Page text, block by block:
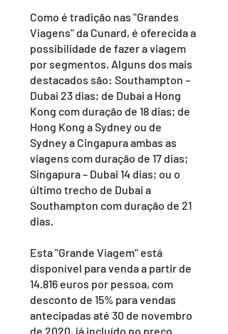
Como é tradição nas "Grandes
Viagens" da Cunard, é oferecida a
possibilidade de fazer a viagem
por segmentos. Alguns dos mais
destacados são: Southampton –
Dubai 23 dias; de Dubai a Hong
Kong com duração de 18 dias; de
Hong Kong a Sydney ou de
Sydney a Cingapura ambas as
viagens com duração de 17 dias;
Singapura – Dubai 14 dias; ou o
último trecho de Dubai a
Southampton com duração de 21
dias.
Esta "Grande Viagem" está
disponível para venda a partir de
14.816 euros por pessoa, com
desconto de 15% para vendas
antecipadas até 30 de novembro
de 2020, já incluído no preço.